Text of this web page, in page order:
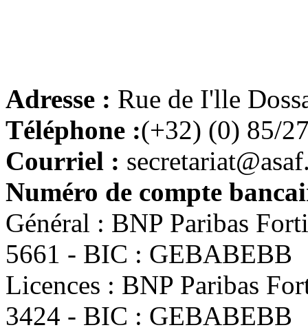
Adresse : Rue de I'lle
Téléphone :(+32) (0) 85/
Courriel :
Numéro de compte
Général : BNP Paribas
5661 - BIC : GEBABEBB
Licences : BNP Paribas
3424 - BIC : GEBABEBB